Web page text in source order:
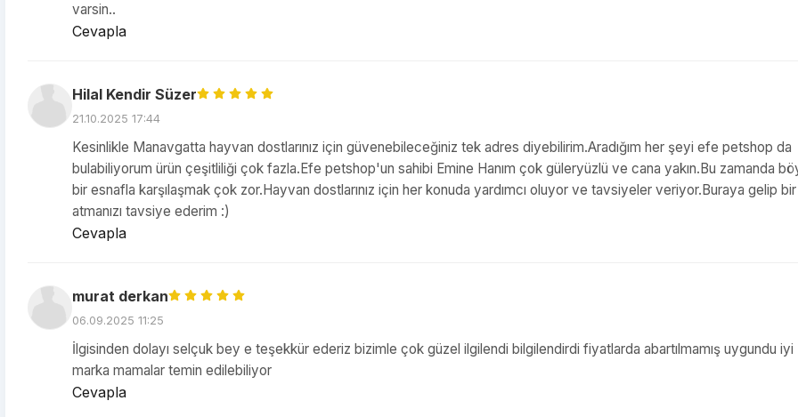
varsin..
Cevapla
Hilal Kendir Süzer
21.10.2025 17:44
Kesinlikle Manavgatta hayvan dostlarınız için güvenebileceğiniz tek adres diyebilirim.Aradığım her şeyi efe petshop da
bulabiliyorum ürün çeşitliliği çok fazla.Efe petshop'un sahibi Emine Hanım çok güleryüzlü ve cana yakın.Bu zamanda
bir esnafla karşılaşmak çok zor.Hayvan dostlarınız için her konuda yardımcı oluyor ve tavsiyeler veriyor.Buraya gelip
atmanızı tavsiye ederim :)
Cevapla
murat derkan
06.09.2025 11:25
İlgisinden dolayı selçuk bey e teşekkür ederiz bizimle çok güzel ilgilendi bilgilendirdi fiyatlarda abartılmamış uygundu iyi
marka mamalar temin edilebiliyor
Cevapla